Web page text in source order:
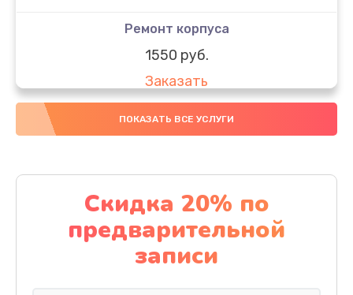
Ремонт корпуса
1550 руб.
Заказать
Настройка
Заказать
Ремонт кнопки
1200 руб.
Заказать
ПОКАЗАТЬ ВСЕ УСЛУГИ
Скидка 20% по
предварительной
записи